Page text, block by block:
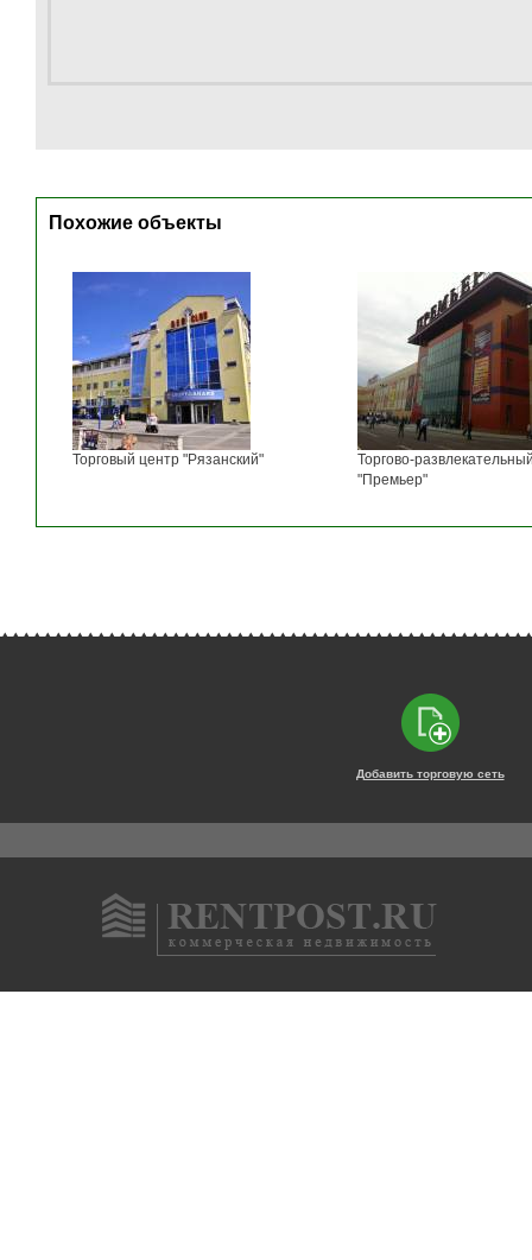
Похожие объекты
Торговый центр "Рязанский"
Торгово-
"Премьер"
Добавить торговую сеть